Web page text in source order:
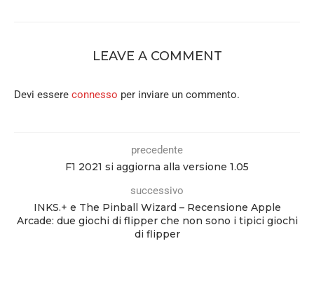
LEAVE A COMMENT
Devi essere connesso per inviare un commento.
precedente
F1 2021 si aggiorna alla versione 1.05
successivo
INKS.+ e The Pinball Wizard – Recensione Apple
Arcade: due giochi di flipper che non sono i tipici giochi
di flipper